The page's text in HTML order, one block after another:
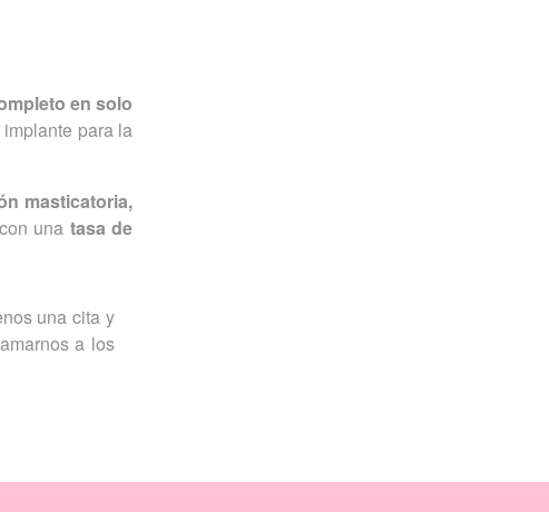
en solo
para la
masticatoria,
una tasa de
una cita y
a los